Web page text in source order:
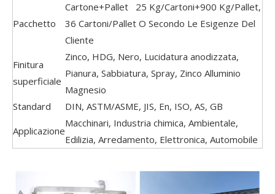
Pacchetto
Cartone+Pallet 25 Kg/Cartoni+900 Kg/Pallet,
36 Cartoni/Pallet O Secondo Le Esigenze Del
Cliente
Finitura
superficiale
Zinco, HDG, Nero, Lucidatura anodizzata,
Pianura, Sabbiatura, Spray, Zinco Alluminio
Magnesio
Standard
DIN, ASTM/ASME, JIS, En, ISO, AS, GB
Applicazione
Macchinari, Industria chimica, Ambientale,
Edilizia, Arredamento, Elettronica, Automobile